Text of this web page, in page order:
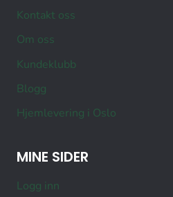
Kontakt oss
Om oss
Kundeklubb
Blogg
Hjemlevering i Oslo
MINE SIDER
Logg inn